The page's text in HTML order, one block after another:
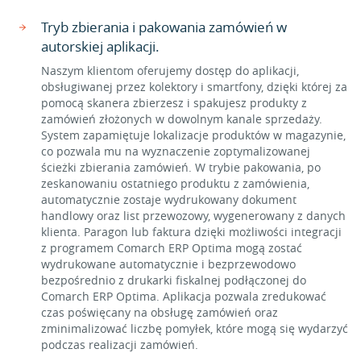
Tryb zbierania i pakowania zamówień w
autorskiej aplikacji.
Naszym klientom oferujemy dostęp do aplikacji,
obsługiwanej przez kolektory i smartfony, dzięki której za
pomocą skanera zbierzesz i spakujesz produkty z
zamówień złożonych w dowolnym kanale sprzedaży.
System zapamiętuje lokalizacje produktów w magazynie,
co pozwala mu na wyznaczenie zoptymalizowanej
ścieżki zbierania zamówień. W trybie pakowania, po
zeskanowaniu ostatniego produktu z zamówienia,
automatycznie zostaje wydrukowany dokument
handlowy oraz list przewozowy, wygenerowany z danych
klienta. Paragon lub faktura dzięki możliwości integracji
z programem Comarch ERP Optima mogą zostać
wydrukowane automatycznie i bezprzewodowo
bezpośrednio z drukarki fiskalnej podłączonej do
Comarch ERP Optima. Aplikacja pozwala zredukować
czas poświęcany na obsługę zamówień oraz
zminimalizować liczbę pomyłek, które mogą się wydarzyć
podczas realizacji zamówień.